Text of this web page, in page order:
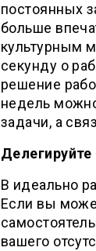
постоянных
больше
культурным
секунду о
решение
недель
задачи, а
Делегируйте
В идеально
Если вы
вашего